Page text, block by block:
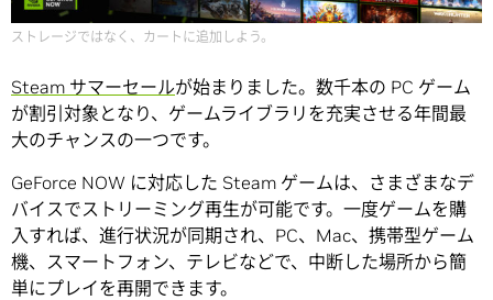
ストレージではなく、カートに追加しよう。
Steam サマーセールが始まりました。数千本の PC ゲーム
が割引対象となり、ゲームライブラリを充実させる年間最
大のチャンスの一つです。
GeForce NOW に対応した Steam ゲームは、さまざまなデ
バイスでストリーミング再生が可能です。一度ゲームを購
入すれば、進行状況が同期され、PC、Mac、携帯型ゲーム
機、スマートフォン、テレビなどで、中断した場所から簡
単にプレイを再開できます。